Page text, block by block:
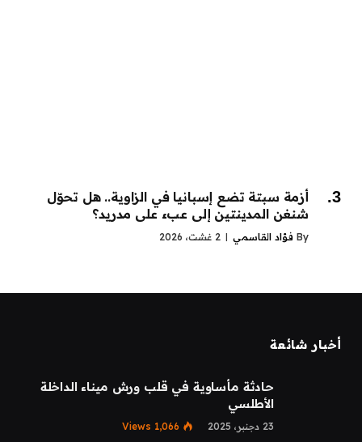
أزمة سبتة تضع إسبانيا في الزاوية.. هل تحوّل
شنغن المدينتين إلى عبء على مدريد؟
By فؤاد القاسمي 2 غشت، 2026
أخبار شائعة
حادثة مأساوية في قلب ورش ميناء الداخلة
الأطلسي
23 دجنبر، 2025 1,066
Views